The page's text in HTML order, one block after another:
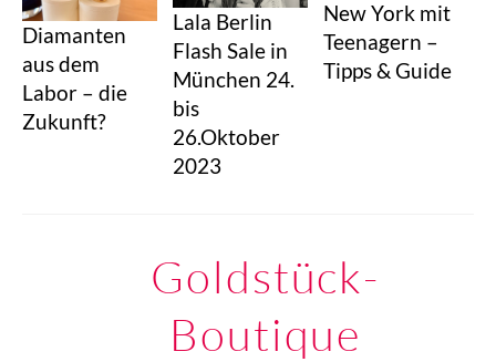
Diamanten
aus dem
Labor – die
Zukunft?
Lala Berlin
Flash Sale in
München 24.
bis
26.Oktober
2023
New York mit
Teenagern –
Tipps & Guide
Goldstück-
Boutique